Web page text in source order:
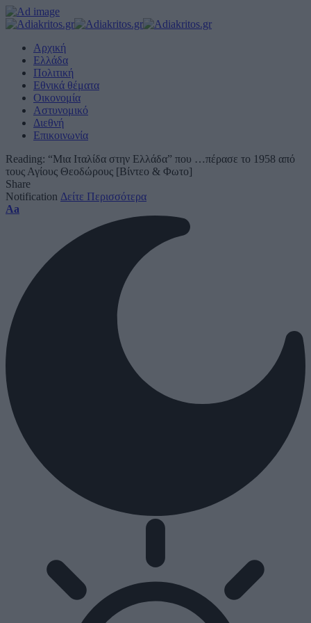
Αρχική
Ελλάδα
Πολιτική
Εθνικά θέματα
Οικονομία
Αστυνομικό
Διεθνή
Επικοινωνία
Reading: “Μια Ιταλίδα στην Ελλάδα” που …πέρασε το 1958 από
τους Αγίους Θεοδώρους [Βίντεο & Φωτο]
Share
Notification Δείτε Περισσότερα
Font
Aa